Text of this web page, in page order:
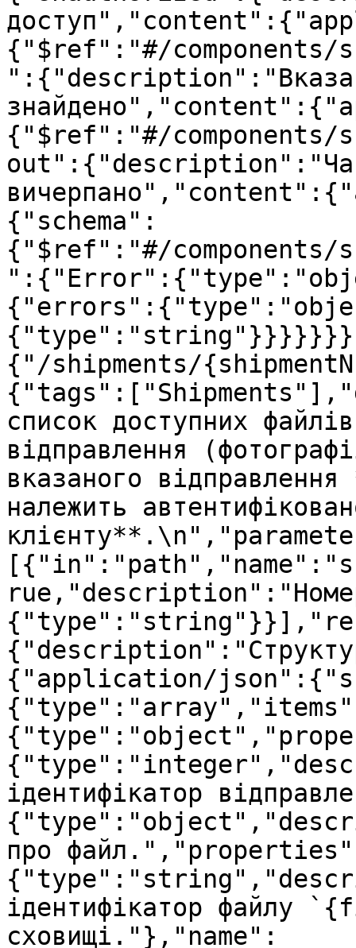
{"$ref":"#/components/
{"$ref":"#/components/
out":{"description":"Час
{"schema":
{"$ref":"#/components/
{"/shipments/
список доступних
відправлення
вказаного
належить
{"application/
ідентифікатор
про
ідентифікатор файлу
сховищі."},"name":